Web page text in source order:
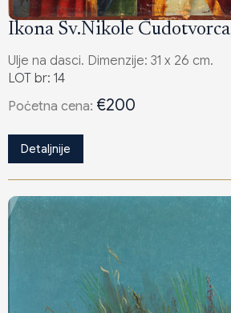
Ikona Sv.Nikole Čudotvorca
Ulje na dasci. Dimenzije: 31 x 26 cm.
LOT br: 14
Poċetna cena: €200
Detaljnije